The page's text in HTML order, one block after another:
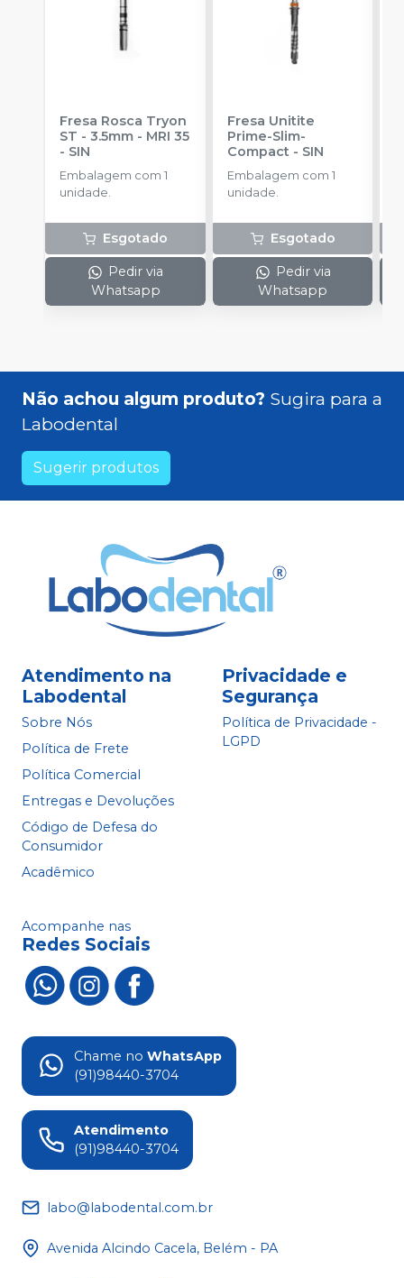
Fresa Rosca Tryon
ST - 3.5mm - MRI 35
- SIN
Embalagem com 1
unidade.
Esgotado
Pedir via
Whatsapp
Fresa Unitite
Prime-Slim-
Compact- SIN
Embalagem com 1
unidade.
Esgotado
Pedir via
Whatsapp
Não achou algum produto? Sugira para a
Labodental
Sugerir produtos
Atendimento na
Labodental
Sobre Nós
Política de Frete
Política Comercial
Entregas e Devoluções
Código de Defesa do
Consumidor
Acadêmico
Privacidade e
Segurança
Política de Privacidade -
LGPD
Acompanhe nas
Redes Sociais
Chame no WhatsApp
(91)98440-3704
Atendimento
(91)98440-3704
labo@labodental.com.br
Avenida Alcindo Cacela, Belém - PA